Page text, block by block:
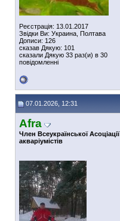
Реєстрація: 13.01.2017
Звідки Ви: Украина, Полтава
Дописи: 126
сказав Дякую: 101
сказали Дякую 33 раз(и) в 30
повідомленні
07.01.2026, 12:31
Afra
Член Всеукраїнської Асоціації
акваріумістів